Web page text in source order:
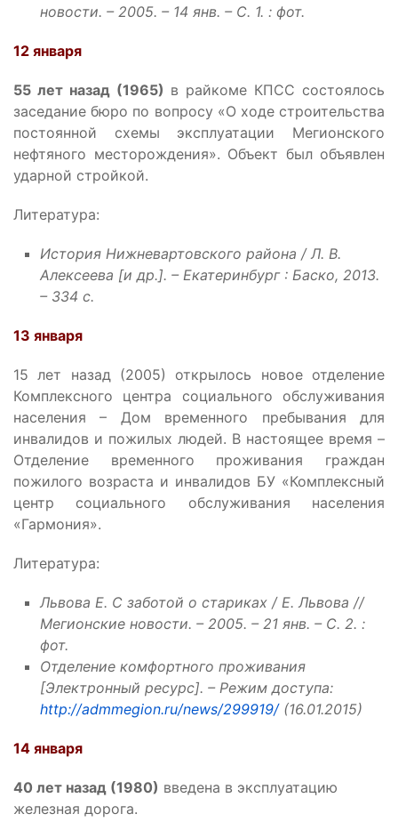
новости. – 2005. – 14 янв. – С. 1. : фот.
12 января
55 лет назад (1965) в райкоме КПСС состоялось
заседание бюро по вопросу «О ходе строительства
постоянной схемы эксплуатации Мегионского
нефтяного месторождения». Объект был объявлен
ударной стройкой.
Литература:
История Нижневартовского района / Л. В.
Алексеева [и др.]. – Екатеринбург : Баско, 2013.
– 334 с.
13 января
15 лет назад (2005) открылось новое отделение
Комплексного центра социального обслуживания
населения – Дом временного пребывания для
инвалидов и пожилых людей. В настоящее время –
Отделение временного проживания граждан
пожилого возраста и инвалидов БУ «Комплексный
центр социального обслуживания населения
«Гармония».
Литература:
Львова Е. С заботой о стариках / Е. Львова //
Мегионские новости. – 2005. – 21 янв. – С. 2. :
фот.
Отделение комфортного проживания
[Электронный ресурс]. – Режим доступа:
http://admmegion.ru/news/299919/(16.01.2015)
14 января
40 лет назад (1980) введена в эксплуатацию
железная дорога.